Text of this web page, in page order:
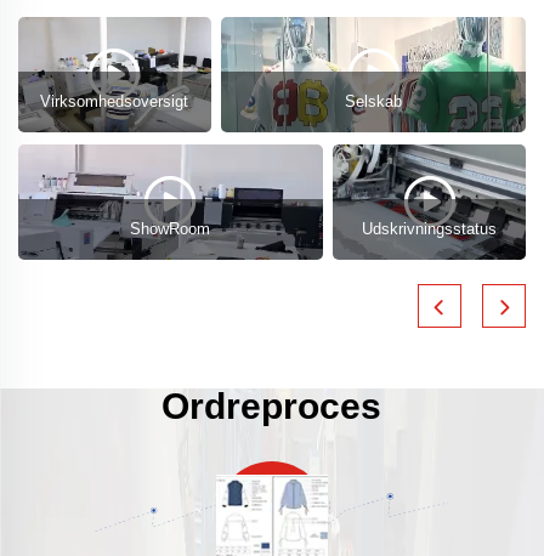
Virksomhedsoversigt Selskab
ShowRoom Udskrivningsstatus
Ordreproces